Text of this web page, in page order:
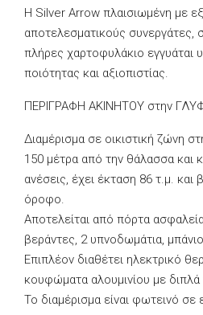
Η Silver Arrow πλαισιωμένη με
αποτελεσματικούς συνεργάτες,
πλήρες χαρτοφυλάκιο εγγυάται
ποιότητας και αξιοπιστίας.
ΠΕΡΙΓΡΑΦΗ ΑΚΙΝΗΤΟΥ στην
Διαμέρισμα σε οικιστική ζώνη
150 μέτρα από την θάλασσα και
ανέσεις, έχει έκταση 86 τ.μ. και
όροφο.
Αποτελείται από πόρτα
βεράντες, 2 υπνοδωμάτια,
Επιπλέον διαθέτει ηλεκτρικό
κουφώματα αλουμινίου με διπλά
Το διαμέρισμα είναι φωτεινό σε